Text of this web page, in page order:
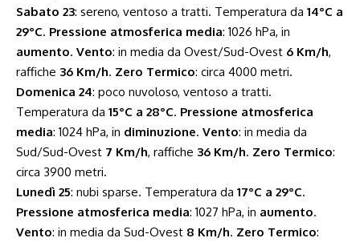
Sabato 23: sereno, ventoso a tratti. Temperatura da 14°C a
29°C. Pressione atmosferica media: 1026 hPa, in
aumento. Vento: in media da Ovest/Sud-Ovest 6 Km/h,
raffiche 36 Km/h. Zero Termico: circa 4000 metri.
Domenica 24: poco nuvoloso, ventoso a tratti.
Temperatura da 15°C a 28°C. Pressione atmosferica
media: 1024 hPa, in diminuzione. Vento: in media da
Sud/Sud-Ovest 7 Km/h, raffiche 36 Km/h. Zero Termico:
circa 3900 metri.
Lunedì 25: nubi sparse. Temperatura da 17°C a 29°C.
Pressione atmosferica media: 1027 hPa, in aumento.
Vento: in media da Sud-Ovest 8 Km/h. Zero Termico: